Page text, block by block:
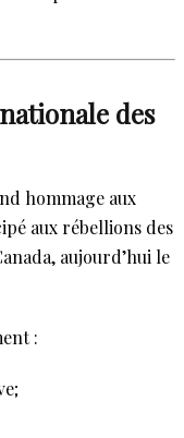
des
hommage aux
aux rébellions des
aujourd’hui le
: